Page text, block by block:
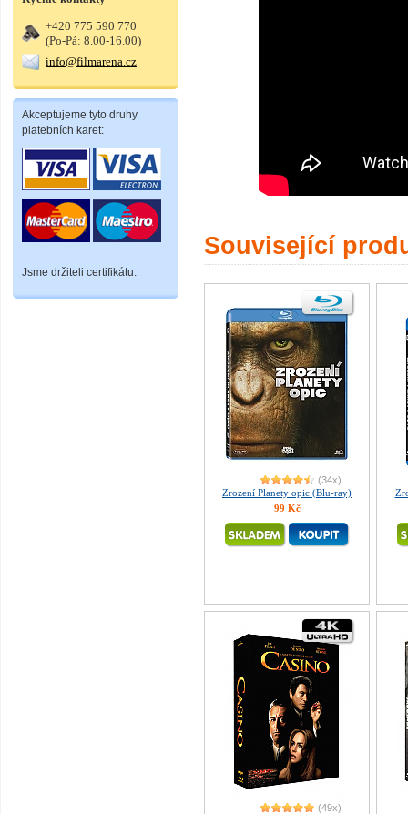
+420 775 590 770
(Po-Pá: 8.00-16.00)
info@filmarena.cz
Akceptujeme tyto druhy
platebních karet:
Jsme držiteli certifikátu:
Související
(34x)
Zrození Planety opic (Blu-ray)
99 Kč
(49x)